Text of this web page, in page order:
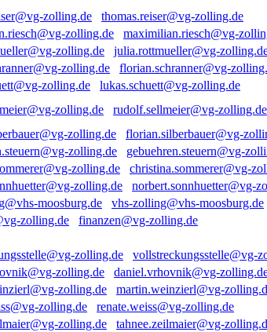
thomas.reiser@vg-zolling.de
maximilian.riesch@vg-
julia.rottmueller@vg-
florian.schranner@vg-
lukas.schuett@vg-zolling.de
rudolf.sellmeier@vg-zolling.de
florian.silberbauer@vg-
gebuehren.steuern@vg-
christina.sommerer@vg-
norbert.sonnhuetter@vg-
vhs-zolling@vhs-moosburg.de
finanzen@vg-zolling.de
vollstreckungsstelle@vg-
daniel.vrhovnik@vg-
martin.weinzierl@vg-
renate.weiss@vg-zolling.de
tahnee.zeilmaier@vg-